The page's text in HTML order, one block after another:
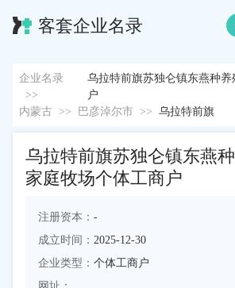
客套企业名录
企业名录
>>
乌拉特前旗苏独仑镇东燕种
户
内蒙古 >> 巴彦淖尔市 >> 乌拉特前旗
乌拉特前旗苏独仑镇东燕
家庭牧场个体工商户
注册资本： -
成立时间： 2025-12-30
企业类型： 个体工商户